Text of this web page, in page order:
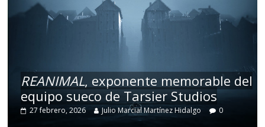
REANIMAL, exponente memorable del
equipo sueco de Tarsier Studios
27 febrero, 2026 Julio Marcial Martínez Hidalgo 0